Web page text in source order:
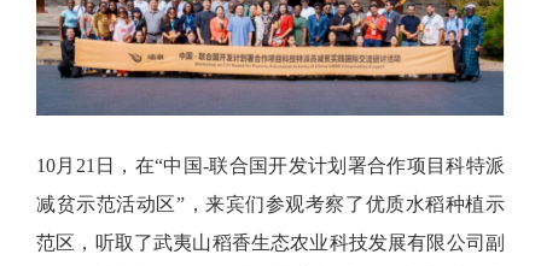
10月21日，在“中国-联合国开发计划署合作项目科特派
减贫示范活动区”，来宾们参观考察了优质水稻种植示
范区，听取了武夷山稻香生态农业科技发展有限公司副